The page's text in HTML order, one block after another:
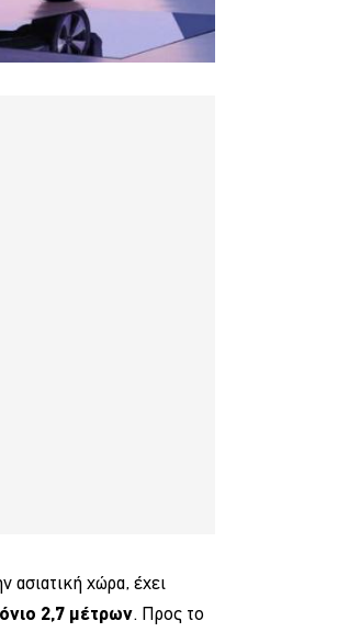
ασιατική χώρα, έχει
2,7 μέτρων. Προς το